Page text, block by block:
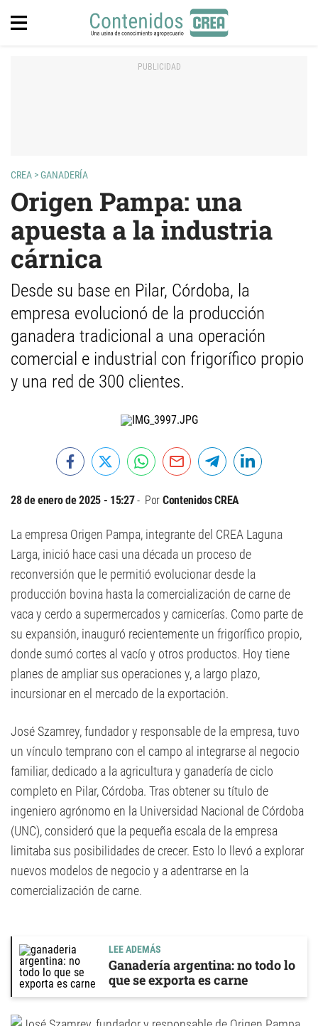
CREA >GANADERÍA
Origen Pampa: una
apuesta a la industria
cárnica
Desde su base en Pilar, Córdoba, la
empresa evolucionó de la producción
ganadera tradicional a una operación
comercial e industrial con frigorífico propio
y una red de 300 clientes.
28 de enero de 2025 - 15:27 Por Contenidos CREA
La empresa Origen Pampa, integrante del CREA Laguna
Larga, inició hace casi una década un proceso de
reconversión que le permitió evolucionar desde la
producción bovina hasta la comercialización de carne de
vaca y cerdo a supermercados y carnicerías. Como parte de
su expansión, inauguró recientemente un frigorífico propio,
donde sumó cortes al vacío y otros productos. Hoy tiene
planes de ampliar sus operaciones y, a largo plazo,
incursionar en el mercado de la exportación.
José Szamrey, fundador y responsable de la empresa, tuvo
un vínculo temprano con el campo al integrarse al negocio
familiar, dedicado a la agricultura y ganadería de ciclo
completo en Pilar, Córdoba. Tras obtener su título de
ingeniero agrónomo en la Universidad Nacional de Córdoba
(UNC), consideró que la pequeña escala de la empresa
limitaba sus posibilidades de crecer. Esto lo llevó a explorar
nuevos modelos de negocio y a adentrarse en la
comercialización de carne.
LEE ADEMÁS
Ganadería argentina: no todo lo
que se exporta es carne